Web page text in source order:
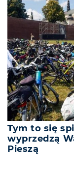
Tym to się
wyprzedzą
Pieszą